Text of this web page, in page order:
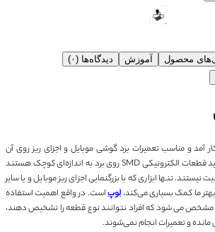
محصول آموزش
دیدگاه‌ها (۰)
آمد و مناسب تعمیرات برد گوشی موبایل و اجزای ریز روی آن
است. زیرا همانطور که می‌دانید قطعات الکترونیکی SMD روی برد به اندازه‌ای کوچک هستند
تنها ابزاری که با بزرگنمایی اجزای ریز موبایل و یا سایر
ما کمک بسیاری می‌کند،لوپاست. در واقع اهمیت استفاده
مشخص می شود که افراد نتوانند نوع قطعه را تشخیص دهند،
و تعمیرات انجام نمی‌شوند.